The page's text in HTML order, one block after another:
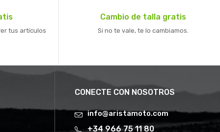
tus artículos
Cambio de talla gratis
Si no te vale, te lo cambiamos.
CONECTE CON NOSOTROS
info@aristamoto.com
+34 966 75 11 80